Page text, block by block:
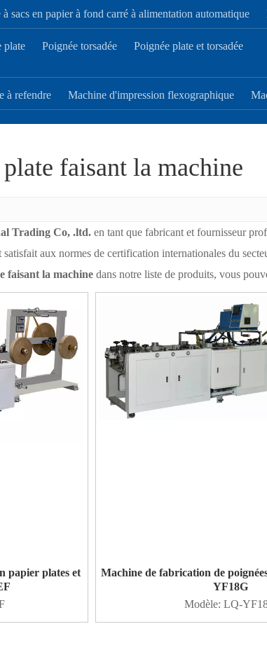
sacs en papier à fond carré à alimentation automatique
plate Poignée torsadée Poignée plate et torsadée
à refendre Machine d'impression flexographique
faisant la machine
Trading Co, .ltd. en tant que fabricant et fournisseur
aux normes de certification internationales du
faisant la machinedans notre liste de produits, vous
papier plates et
Machine de fabrication de
YF18G
Modèle: LQ-